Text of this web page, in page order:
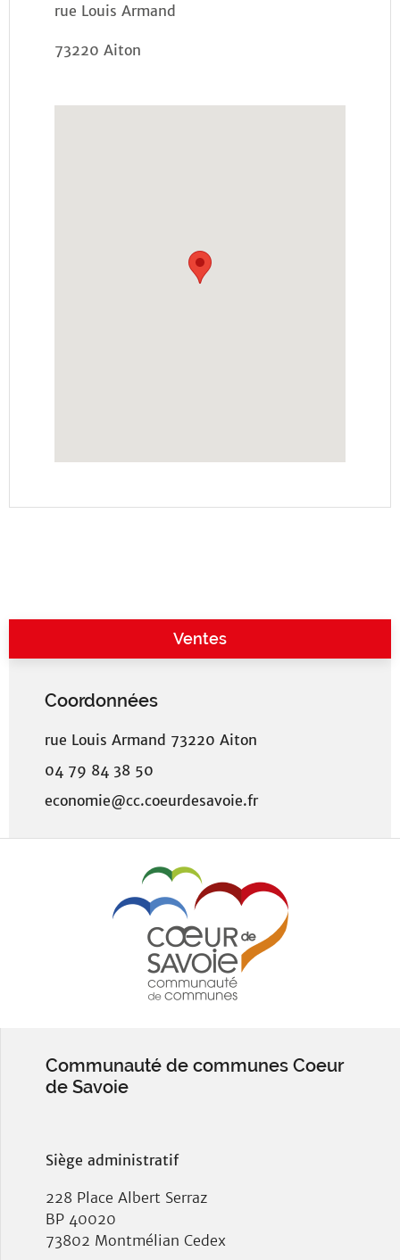
rue Louis Armand
73220 Aiton
Ventes
Coordonnées
rue Louis Armand 73220 Aiton
04 79 84 38 50
economie@cc.coeurdesavoie.fr
Communauté de communes Coeur
de Savoie
Siège administratif
228 Place Albert Serraz
BP 40020
73802 Montmélian Cedex